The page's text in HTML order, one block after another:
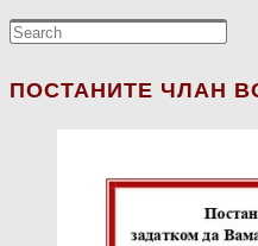
ПОСТАНИТЕ ЧЛАН